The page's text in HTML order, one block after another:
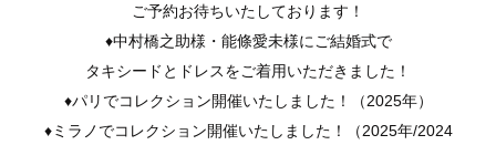
ご予約お待ちいたしております！
♦︎中村橋之助様・能條愛未様にご結婚式で
タキシードとドレスをご着用いただきました！
♦︎パリでコレクション開催いたしました！（2025年）
♦︎ミラノでコレクション開催いたしました！（2025年/2024